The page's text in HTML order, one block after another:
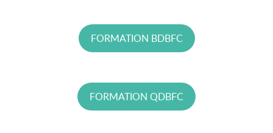
FORMATION BDBFC
FORMATION QDBFC